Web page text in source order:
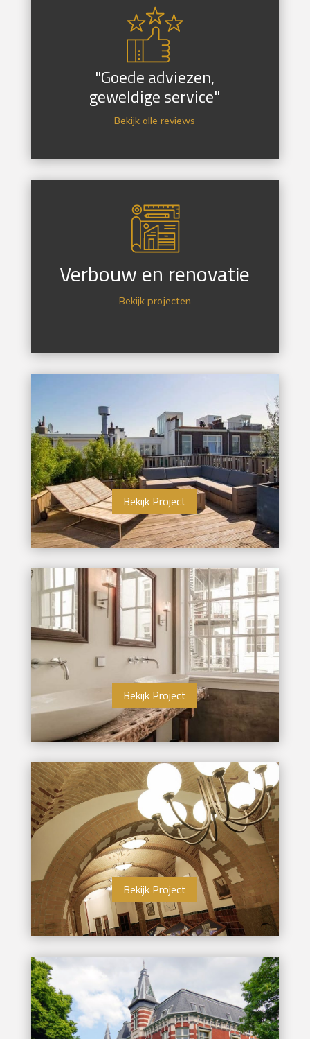
"Goede adviezen,
geweldige service"
Bekijk alle reviews
Verbouw en renovatie
Bekijk projecten
Bekijk Project
Bekijk Project
Bekijk Project